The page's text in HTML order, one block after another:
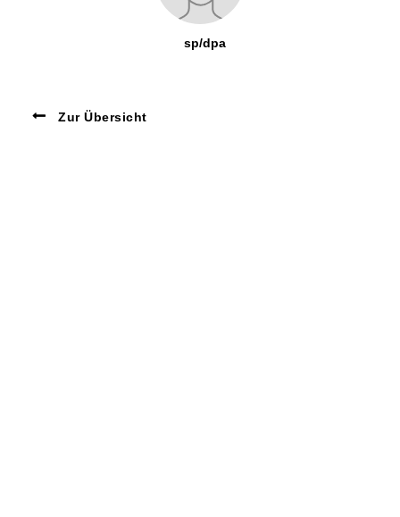
sp/dpa
Zur Übersicht